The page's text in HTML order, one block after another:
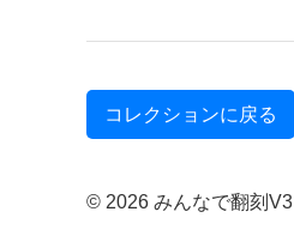
コレクションに戻る
© 2026 みんなで翻刻V3